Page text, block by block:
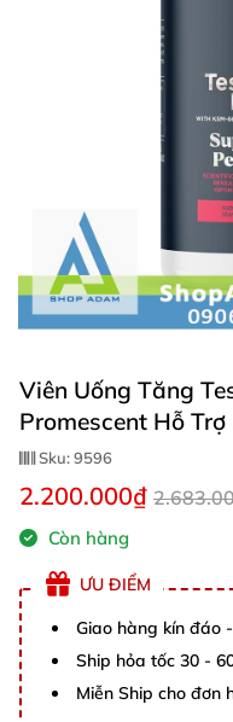
Viên Uống Tăng
Promescent Hỗ Trợ
Sku:9596
2.200.000₫
Còn hàng
ƯU ĐIỂM
Giao hàng kín đáo
Ship hỏa tốc 30 -
Miễn Ship cho đơn